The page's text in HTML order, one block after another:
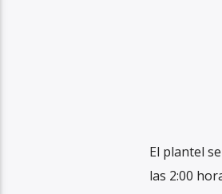
El plantel
las 2:00